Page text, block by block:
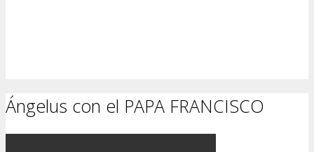
Ángelus con el PAPA FRANCISCO